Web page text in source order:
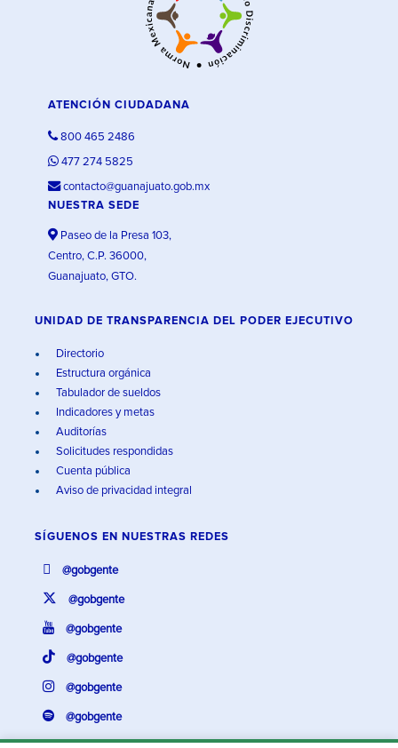
ATENCIÓN CIUDADANA
800 465 2486
477 274 5825
contacto@guanajuato.gob.mx
NUESTRA SEDE
Paseo de la Presa 103,
Centro, C.P. 36000,
Guanajuato, GTO.
UNIDAD DE TRANSPARENCIA DEL PODER EJECUTIVO
Directorio
Estructura orgánica
Tabulador de sueldos
Indicadores y metas
Auditorías
Solicitudes respondidas
Cuenta pública
Aviso de privacidad integral
SÍGUENOS EN NUESTRAS REDES
@gobgente
@gobgente
@gobgente
@gobgente
@gobgente
@gobgente